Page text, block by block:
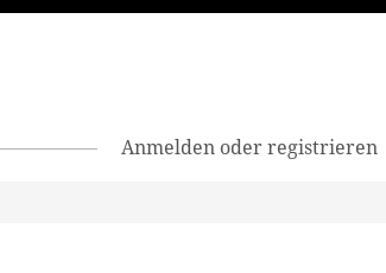
Anmelden oder registrieren